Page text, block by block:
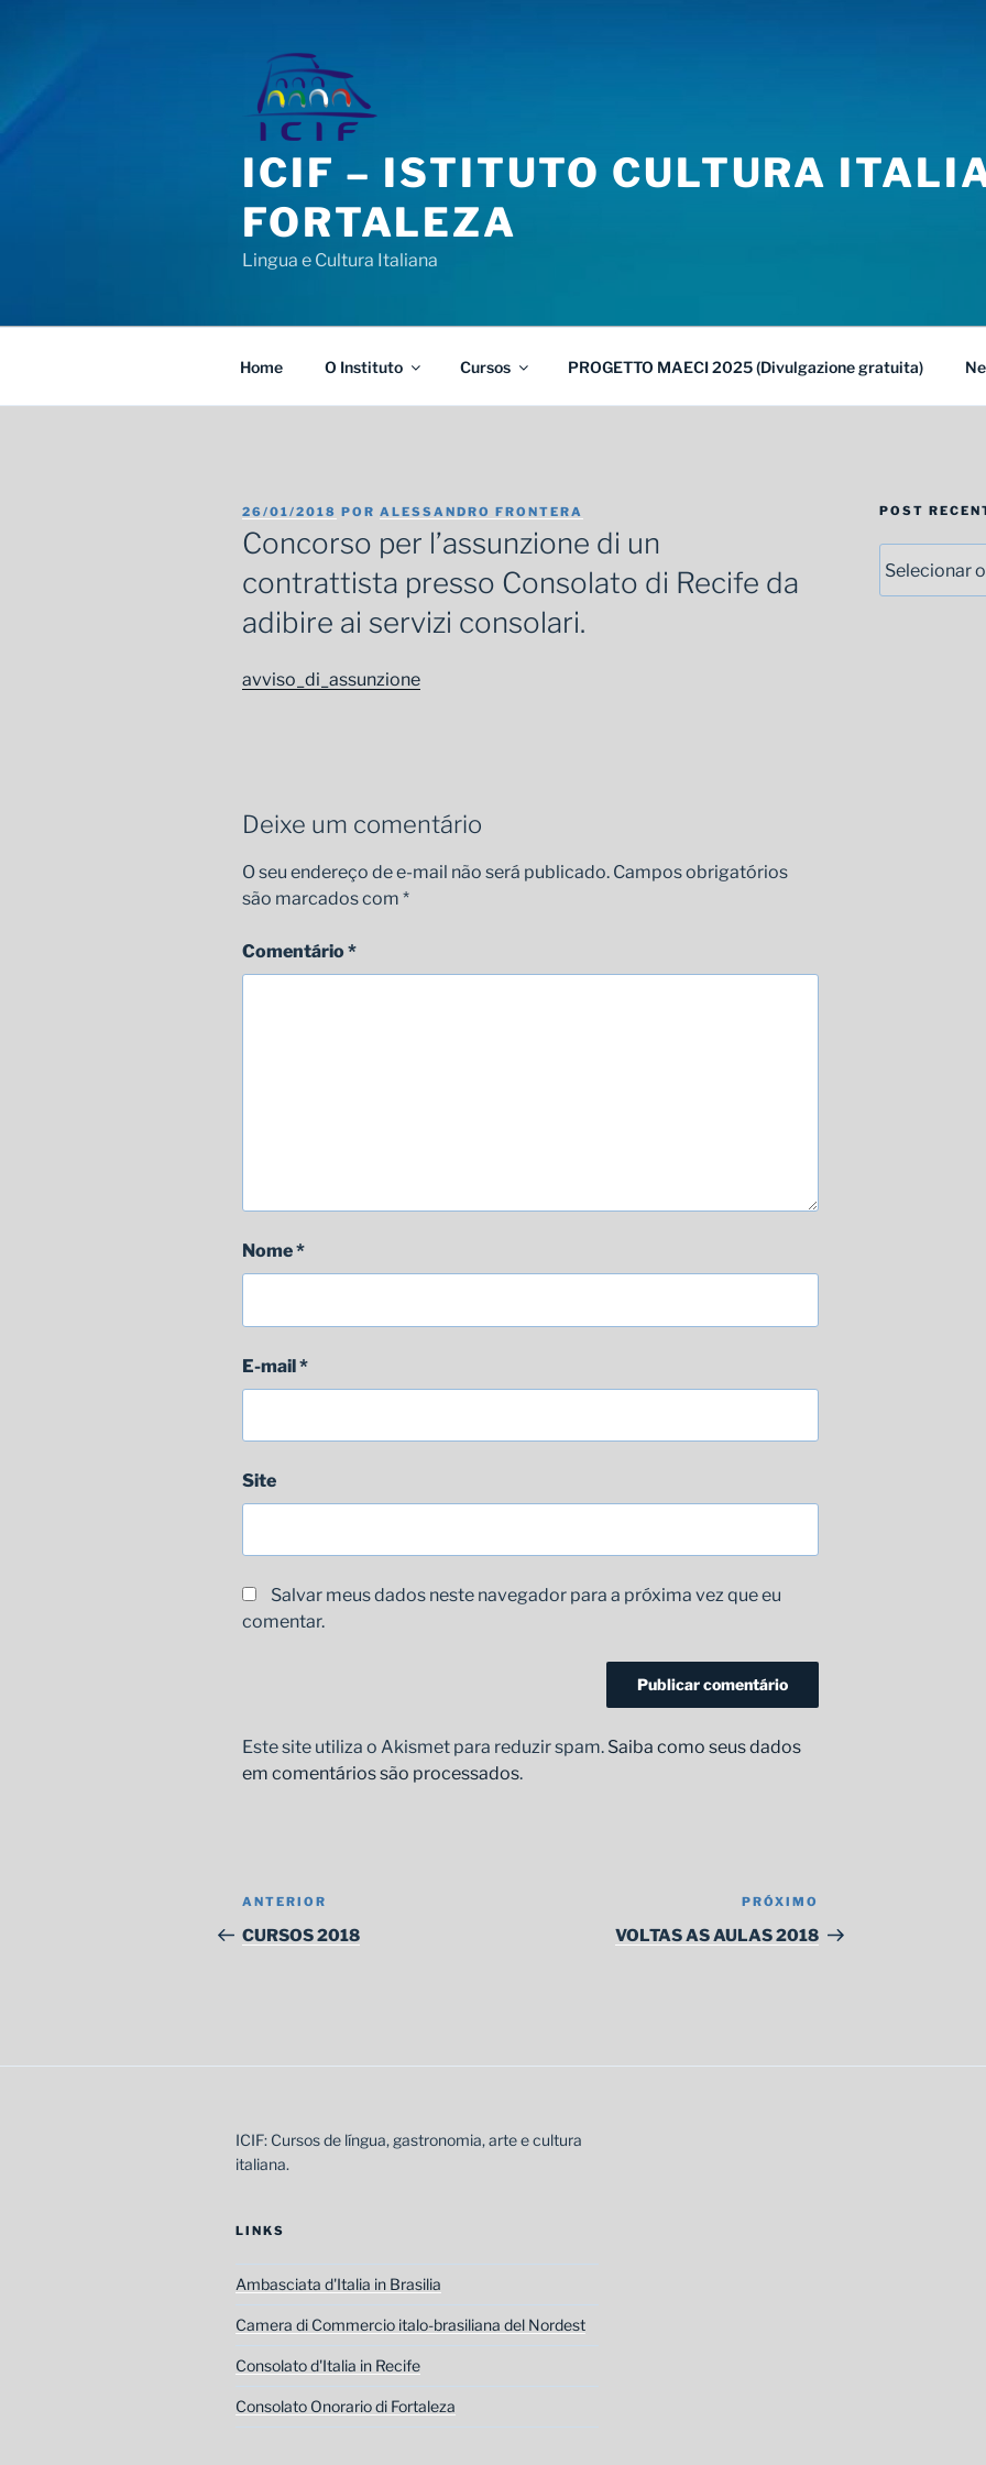
ICIF – ISTITUTO CULTURA
FORTALEZA
Lingua e Cultura Italiana
Home O Instituto Cursos PROGETTO MAECI 2025 (Divulgazione gratuita)
PUBLICADO
EM
26/01/2018 POR ALESSANDRO FRONTERA
Concorso per l’assunzione di un
contrattista presso Consolato di Recife da
adibire ai servizi consolari.
avviso_di_assunzione
Deixe um comentário
O seu endereço de e-mail não será publicado. Campos obrigatórios
são marcados com *
Comentário*
Nome*
E-mail*
Site
Salvar meus dados neste navegador para a próxima vez que eu
comentar.
Este site utiliza o Akismet para reduzir spam. Saiba como seus dados
em comentários são processados.
Navegação
de
Post
anterior
ANTERIOR
CURSOS 2018
post
PRÓXIMO
VOLTAS AS AULAS 2018
POST
recenti
ICIF: Cursos de língua, gastronomia, arte e cultura
italiana.
LINKS
Ambasciata d'Italia in Brasilia
Camera di Commercio italo-brasiliana del Nordest
Consolato d'Italia in Recife
Consolato Onorario di Fortaleza